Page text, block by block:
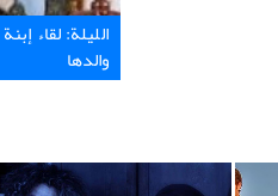
الليلة: لقاء
والدها